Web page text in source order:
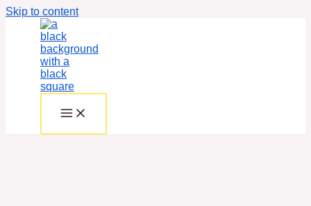
Skip to content